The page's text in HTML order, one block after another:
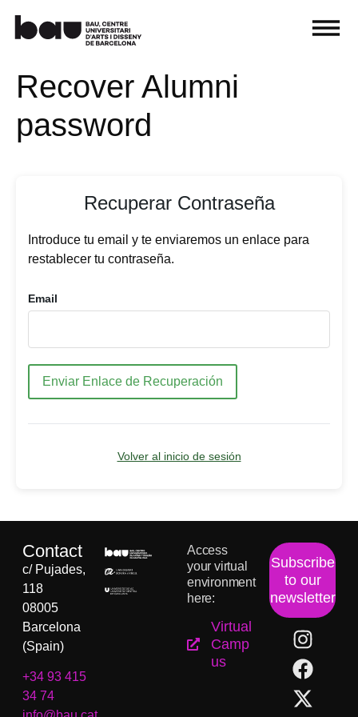
Recover Alumni
password
Recuperar Contraseña
Introduce tu email y te enviaremos un enlace para
restablecer tu contraseña.
Email
Enviar Enlace de Recuperación
Volver al inicio de sesión
Contact
c/ Pujades,
118
08005
Barcelona
(Spain)
+34 93 415
34 74
Access
your virtual
environment
here:
Virtual
Camp
us
Subscribe
to our
newsletter